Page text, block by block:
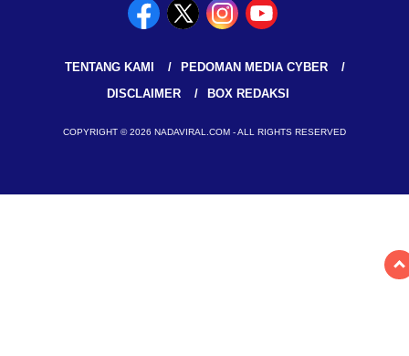
TENTANG KAMI
PEDOMAN MEDIA CYBER
DISCLAIMER
BOX REDAKSI
COPYRIGHT © 2026 NADAVIRAL.COM - ALL RIGHTS RESERVED